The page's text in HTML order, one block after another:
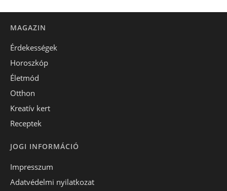
MAGAZIN
Érdekességek
Horoszkóp
Életmód
Otthon
Kreatív kert
Receptek
JOGI INFORMÁCIÓ
Impresszum
Adatvédelmi nyilatkozat